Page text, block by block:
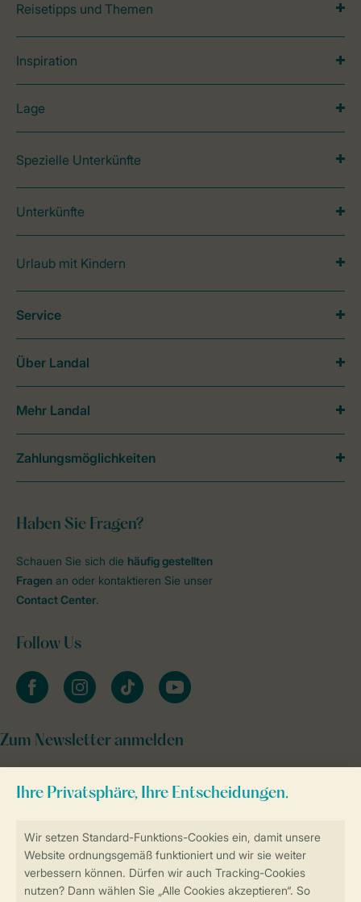
Sicher und schnell zur Online-Buchung
Reisetipps und Themen
Inspiration
Lage
Spezielle Unterkünfte
Unterkünfte
Urlaub mit Kindern
Haben Sie Fragen?
Schauen Sie sich die häufig gestellten
Fragen an oder kontaktieren Sie unser
Contact Center.
Follow Us
facebookinstagramtiktok youtube
Zum Newsletter anmelden
Service
Über Landal
Mehr Landal
Zahlungsmöglichkeiten